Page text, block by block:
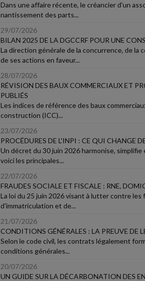
Dans une affaire récente, le créancier d'un
nantissement des parts...
29/07/2026
BILAN 2025 DE LA DGCCRF POUR UNE
La direction générale de la concurrence, de la
de ses actions en faveur...
28/07/2026
RÉVISION DES BAUX COMMERCIAUX ET
PUBLIÉS
Les indices de référence des baux
construction (ICC)...
23/07/2026
PROCÉDURES DE L'INPI : CE QUI CHANGE
Un décret du 30 juin 2026 harmonise,
voici les principales...
22/07/2026
FRAUDES SOCIALE ET FISCALE : RNE,
La loi du 25 juin 2026 visant à lutter contre
d'immatriculation et de...
21/07/2026
CONDITIONS GÉNÉRALES : LA PREUVE DE
Selon le code civil, les contrats légalement
conditions générales...
20/07/2026
UN GUIDE SUR LA DÉCARBONATION DES